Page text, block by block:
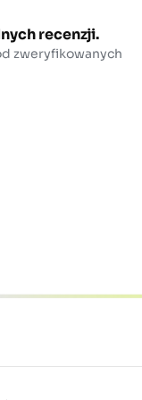
recenzji.
zweryfikowanych